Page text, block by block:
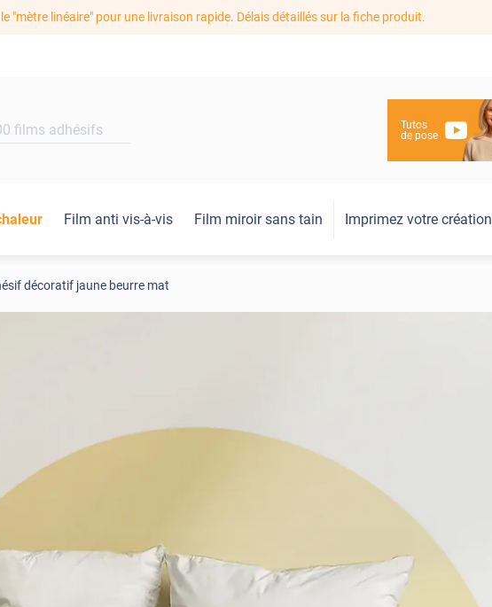
"mètre linéaire" pour une livraison rapide. Délais détaillés sur la fiche produit.
Tutos
de pose
Film anti vis-à-vis Film miroir sans tain Imprimez votre création
décoratif jaune beurre mat